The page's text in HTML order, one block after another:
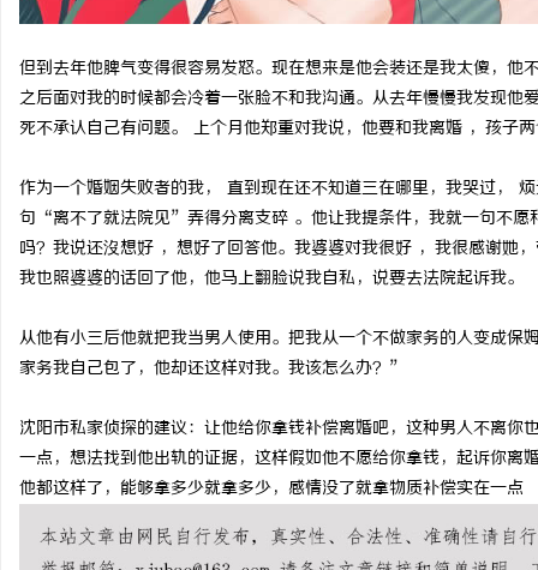
但到去年他脾气变得很容易发怒。现在想来是他会装还是我太傻，
之后面对我的时候都会冷着一张脸不和我沟通。从去年慢慢我发现
死不承认自己有问题。 上个月他郑重对我说，他要和我离婚 ，孩子
作为一个婚姻失败者的我， 直到现在还不知道三在哪里，我哭过，
句“离不了就法院见”弄得分离支碎 。他让我提条件，我就一句不愿
吗？我说还沒想好 ，想好了回答他。我婆婆对我很好 ，我很感谢她
我也照婆婆的话回了他，他马上翻脸说我自私，说要去法院起诉我。
从他有小三后他就把我当男人使用。把我从一个不做家务的人变成
家务我自己包了，他却还这样对我。我该怎么办？”
沈阳市私家侦探的建议：让他给你拿钱补偿离婚吧，这种男人不离
一点，想法找到他出轨的证据，这样假如他不愿给你拿钱，起诉你
他都这样了，能够拿多少就拿多少，感情没了就拿物质补偿实在一点
小企业怎么靠GEO让AI